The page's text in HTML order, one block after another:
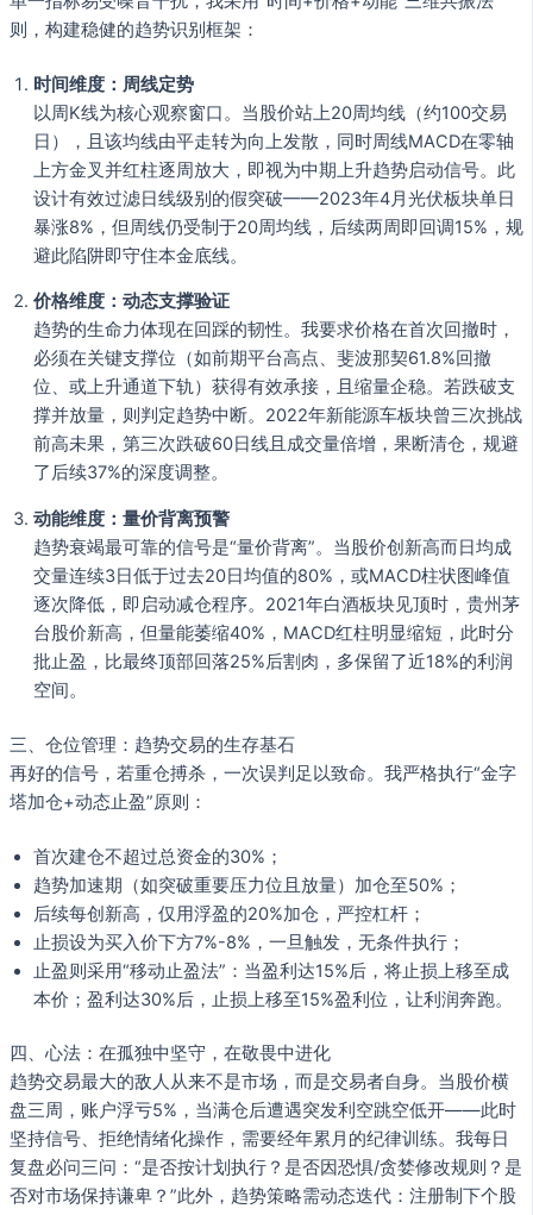
则，构建稳健的趋势识别框架：
时间维度：周线定势
以周K线为核心观察窗口。当股价站上20周均线（约100交易
日），且该均线由平走转为向上发散，同时周线MACD在零轴
上方金叉并红柱逐周放大，即视为中期上升趋势启动信号。此
设计有效过滤日线级别的假突破——2023年4月光伏板块单日
暴涨8%，但周线仍受制于20周均线，后续两周即回调15%，规
避此陷阱即守住本金底线。
价格维度：动态支撑验证
趋势的生命力体现在回踩的韧性。我要求价格在首次回撤时，
必须在关键支撑位（如前期平台高点、斐波那契61.8%回撤
位、或上升通道下轨）获得有效承接，且缩量企稳。若跌破支
撑并放量，则判定趋势中断。2022年新能源车板块曾三次挑战
前高未果，第三次跌破60日线且成交量倍增，果断清仓，规避
了后续37%的深度调整。
动能维度：量价背离预警
趋势衰竭最可靠的信号是“量价背离”。当股价创新高而日均成
交量连续3日低于过去20日均值的80%，或MACD柱状图峰值
逐次降低，即启动减仓程序。2021年白酒板块见顶时，贵州茅
台股价新高，但量能萎缩40%，MACD红柱明显缩短，此时分
批止盈，比最终顶部回落25%后割肉，多保留了近18%的利润
空间。
三、仓位管理：趋势交易的生存基石
再好的信号，若重仓搏杀，一次误判足以致命。我严格执行“金字
塔加仓+动态止盈”原则：
首次建仓不超过总资金的30%；
趋势加速期（如突破重要压力位且放量）加仓至50%；
后续每创新高，仅用浮盈的20%加仓，严控杠杆；
止损设为买入价下方7%-8%，一旦触发，无条件执行；
止盈则采用“移动止盈法”：当盈利达15%后，将止损上移至成
本价；盈利达30%后，止损上移至15%盈利位，让利润奔跑。
四、心法：在孤独中坚守，在敬畏中进化
趋势交易最大的敌人从来不是市场，而是交易者自身。当股价横
盘三周，账户浮亏5%，当满仓后遭遇突发利空跳空低开——此时
坚持信号、拒绝情绪化操作，需要经年累月的纪律训练。我每日
复盘必问三问：“是否按计划执行？是否因恐惧/贪婪修改规则？是
否对市场保持谦卑？”此外，趋势策略需动态迭代：注册制下个股